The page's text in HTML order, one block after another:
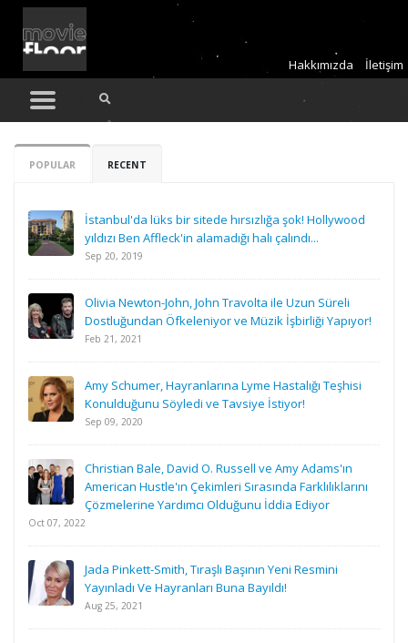
Hakkımızda İletişim
POPULAR RECENT
İstanbul'da lüks bir sitede hırsızlığa şok! Hollywood
yıldızı Ben Affleck'in alamadığı halı çalındı...
Sep 20, 2019
Olivia Newton-John, John Travolta ile Uzun Süreli
Dostluğundan Öfkeleniyor ve Müzik İşbirliği Yapıyor!
Feb 21, 2021
Amy Schumer, Hayranlarına Lyme Hastalığı Teşhisi
Konulduğunu Söyledi ve Tavsiye İstiyor!
Sep 09, 2020
Christian Bale, David O. Russell ve Amy Adams'ın
American Hustle'ın Çekimleri Sırasında Farklılıklarını
Çözmelerine Yardımcı Olduğunu İddia Ediyor
Oct 07, 2022
Jada Pinkett-Smith, Tıraşlı Başının Yeni Resmini
Yayınladı Ve Hayranları Buna Bayıldı!
Aug 25, 2021